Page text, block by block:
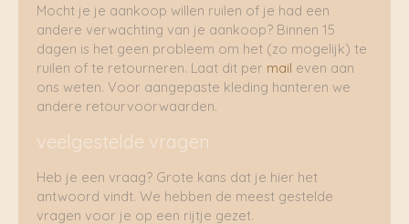
Mocht je je aankoop willen ruilen of je had een
andere verwachting van je aankoop? Binnen 15
dagen is het geen probleem om het (zo mogelijk) te
ruilen of te retourneren. Laat dit per mail even aan
ons weten. Voor aangepaste kleding hanteren we
andere retourvoorwaarden.
veelgestelde vragen
Heb je een vraag? Grote kans dat je hier het
antwoord vindt. We hebben de meest gestelde
vragen voor je op een rijtje gezet.